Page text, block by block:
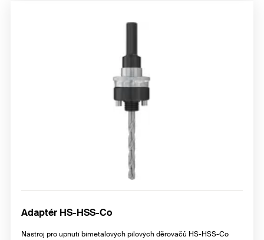
Adaptér HS-HSS-Co
Nástroj pro upnutí bimetalových pilových děrovačů HS-HSS-Co